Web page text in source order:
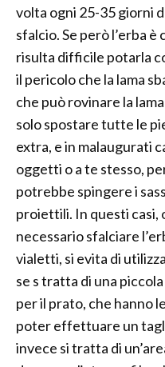
volta ogni 25-35 giorni
sfalcio. Se però l’erba
risulta difficile potarla
il pericolo che la lama
che può rovinare la
solo spostare tutte le
extra, e in malaugurati
oggetti o a te stesso,
potrebbe spingere i
proiettili. In questi casi,
necessario sfalciare
vialetti, si evita di
se s tratta di una
per il prato, che hanno
poter effettuare un
invece si tratta di